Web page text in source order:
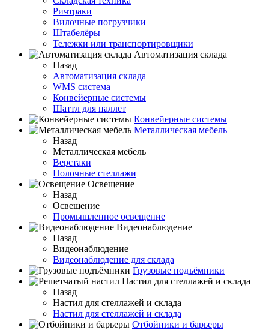
Ричтраки
Вилочные погрузчики
Штабелёры
Тележки или транспортировщики
Автоматизация склада
Назад
Автоматизация склада
WMS система
Конвейерные системы
Шаттл для паллет
Конвейерные системы
Металлическая мебель
Назад
Металлическая мебель
Верстаки
Полочные стеллажи
Освещение
Назад
Освещение
Промышленное освещение
Видеонаблюдение
Назад
Видеонаблюдение
Видеонаблюдение для склада
Грузовые подъёмники
Настил для стеллажей и склада
Назад
Настил для стеллажей и склада
Настил для стеллажей и склада
Отбойники и барьеры